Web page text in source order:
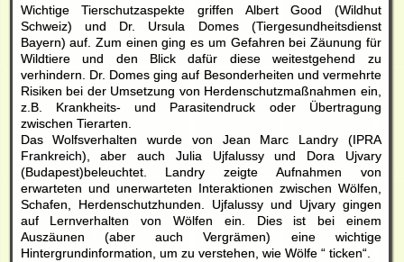
Wichtige Tierschutzaspekte griffen Albert Good (Wildhut
Schweiz) und Dr. Ursula Domes (Tiergesundheitsdienst
Bayern) auf. Zum einen ging es um Gefahren bei Zäunung für
Wildtiere und den Blick dafür diese weitestgehend zu
verhindern. Dr. Domes ging auf Besonderheiten und vermehrte
Risiken bei der Umsetzung von Herdenschutzmaßnahmen ein,
z.B. Krankheits- und Parasitendruck oder Übertragung
zwischen Tierarten.
Das Wolfsverhalten wurde von Jean Marc Landry (IPRA
Frankreich), aber auch Julia Ujfalussy und Dora Ujvary
(Budapest)beleuchtet. Landry zeigte Aufnahmen von
erwarteten und unerwarteten Interaktionen zwischen Wölfen,
Schafen, Herdenschutzhunden. Ujfalussy und Ujvary gingen
auf Lernverhalten von Wölfen ein. Dies ist bei einem
Auszäunen (aber auch Vergrämen) eine wichtige
Hintergrundinformation, um zu verstehen, wie Wölfe “ ticken“.